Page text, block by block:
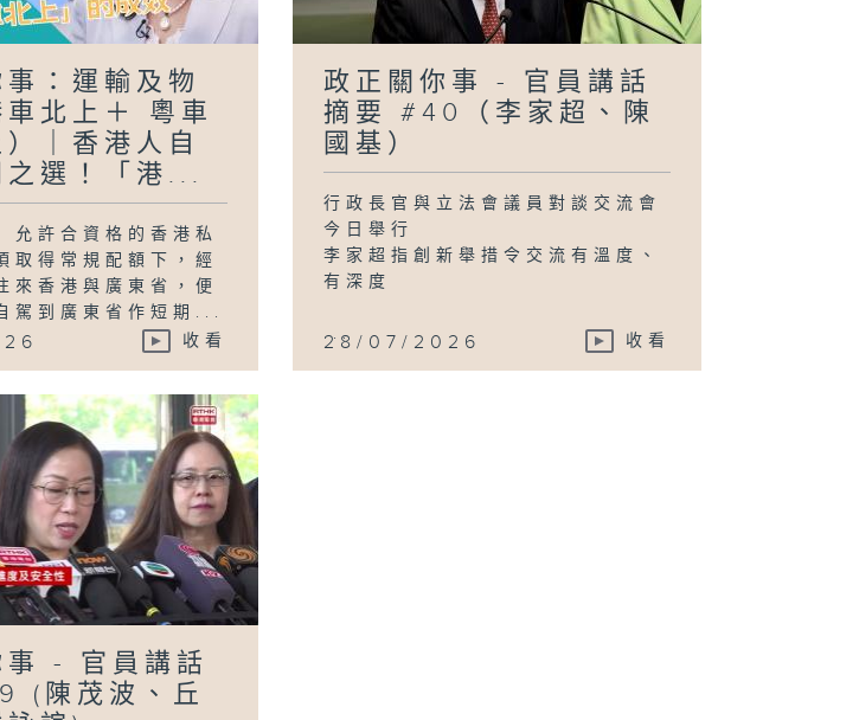
：運輸及物
北上＋ 粵車
｜香港人自
之選！「港...
允許合資格的香港私
取得常規配額下，經
來香港與廣東省，便
駕到廣東省作短期...
收看
政正關你事 - 官員講話
摘要 #40（李家超、陳
國基）
行政長官與立法會議員對談交流會
今日舉行
李家超指創新舉措令交流有溫度、
有深度
...
28/07/2026 收看
事 - 官員講話
(陳茂波、丘